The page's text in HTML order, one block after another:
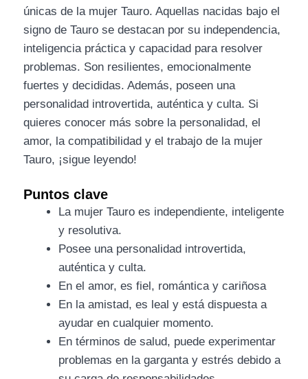
únicas de la mujer Tauro. Aquellas nacidas bajo el
signo de Tauro se destacan por su independencia,
inteligencia práctica y capacidad para resolver
problemas. Son resilientes, emocionalmente
fuertes y decididas. Además, poseen una
personalidad introvertida, auténtica y culta. Si
quieres conocer más sobre la personalidad, el
amor, la compatibilidad y el trabajo de la mujer
Tauro, ¡sigue leyendo!
Puntos clave
La mujer Tauro es independiente, inteligente
y resolutiva.
Posee una personalidad introvertida,
auténtica y culta.
En el amor, es fiel, romántica y cariñosa
En la amistad, es leal y está dispuesta a
ayudar en cualquier momento.
En términos de salud, puede experimentar
problemas en la garganta y estrés debido a